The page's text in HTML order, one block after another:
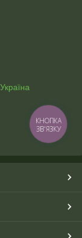
КНОПКА
ЗВ'ЯЗКУ